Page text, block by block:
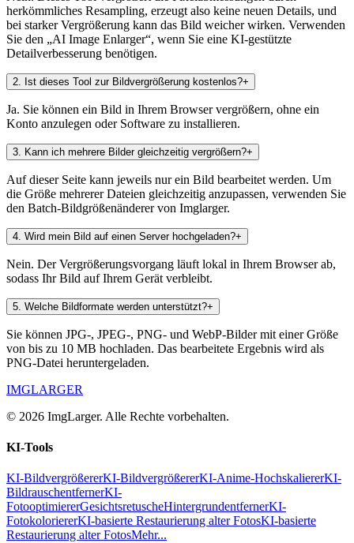
herkömmliches Resampling, erzeugt also keine neuen Details, und
bei starker Vergrößerung kann das Bild weicher wirken. Verwenden
Sie den „AI Image Enlarger“, wenn Sie eine KI-gestützte
Detailverbesserung benötigen.
2 Ist dieses Tool zur Bildvergrößerung kostenlos?+
Ja. Sie können ein Bild in Ihrem Browser vergrößern, ohne ein
Konto anzulegen oder Software zu installieren.
3 Kann ich mehrere Bilder gleichzeitig vergrößern?+
Auf dieser Seite kann jeweils nur ein Bild bearbeitet werden. Um
die Größe mehrerer Dateien gleichzeitig anzupassen, verwenden Sie
den Batch-Bildgrößenänderer von Imglarger.
4 Wird mein Bild auf einen Server hochgeladen?+
Nein. Der Vergrößerungsvorgang läuft lokal in Ihrem Browser ab,
sodass Ihr Bild auf Ihrem Gerät verbleibt.
5 Welche Bildformate werden unterstützt?+
Sie können JPG-, JPEG-, PNG- und WebP-Bilder mit einer Größe
von bis zu 10 MB hochladen. Das bearbeitete Ergebnis wird als
PNG-Datei heruntergeladen.
IMGLARGER
© 2026 ImgLarger. Alle Rechte vorbehalten.
KI-Tools
KI-BildvergrößererKI-BildvergrößererKI-Anime-HochskaliererKI-
BildrauschentfernerKI-
FotooptimiererGesichtsretuscheHintergrundentfernerKI-
FotokoloriererKI-basierte Restaurierung alter FotosKI-basierte
Restaurierung alter FotosMehr...